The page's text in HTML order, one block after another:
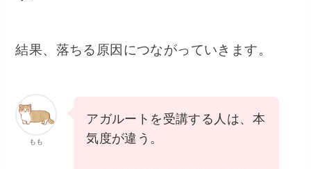
結果、落ちる原因につながっていきます。
もも
アガルートを受講する人は、本
気度が違う。